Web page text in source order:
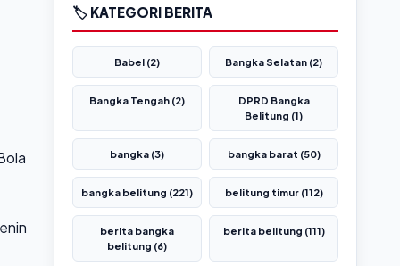
🏷️ KATEGORI BERITA
Babel (2) Bangka Selatan (2)
Bangka Tengah (2)
DPRD Bangka
Belitung (1)
bangka (3) bangka barat (50)
bangka belitung (221) belitung timur (112)
berita bangka
belitung (6)
berita belitung (111)